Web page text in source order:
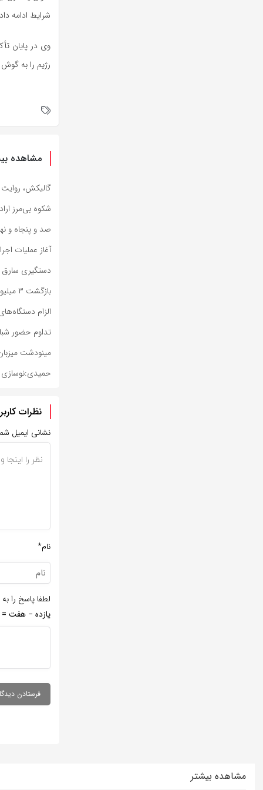
شرایط ادامه
وی در پایان
رژیم را به گوش
مشاهده
گالیکش،
شکوه بی‌مرز
صد و پنجاه و
آغاز عملیات
دستگیری
بازگشت ۳ میلیون و ۳۷۷ هزار زائر اربعین به کشور
الزام
تداوم حضور
مینودشت
حمیدی:نوسازی
نظرات
نشانی ایمیل
نام*
لطفا پاسخ را
یازده − هفت =
مشاهده بیشتر